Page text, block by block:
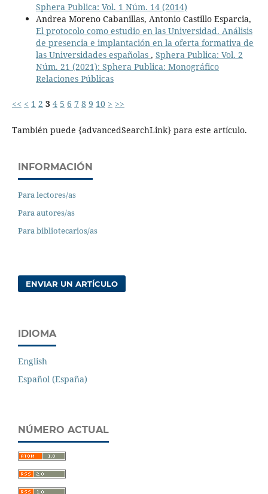
Sphera Publica: Vol. 1 Núm. 14 (2014)
Andrea Moreno Cabanillas, Antonio Castillo Esparcia,
El protocolo como estudio en las Universidad. Análisis
de presencia e implantación en la oferta formativa de
las Universidades españolas , Sphera Publica: Vol. 2
Núm. 21 (2021): Sphera Publica: Monográfico
Relaciones Públicas
<< < 1 2 3 4 5 6 7 8 9 10 > >>
También puede {advancedSearchLink} para este artículo.
INFORMACIÓN
Para lectores/as
Para autores/as
Para bibliotecarios/as
ENVIAR UN ARTÍCULO
IDIOMA
English
Español (España)
NÚMERO ACTUAL